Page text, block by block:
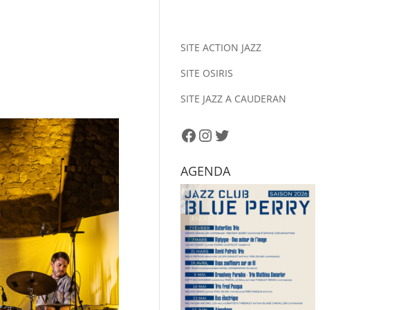
SITE ACTION JAZZ
SITE OSIRIS
SITE JAZZ A CAUDERAN
Facebook
Instagram
Twitter
AGENDA